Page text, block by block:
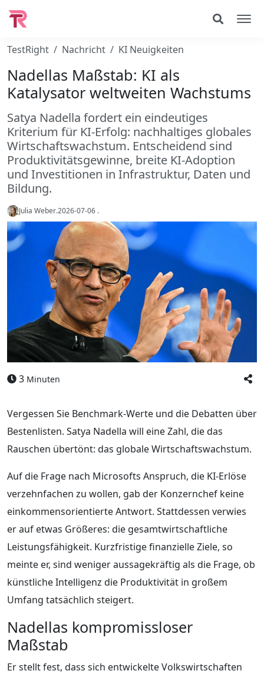
TestRight Nachricht KI Neuigkeiten
Nadellas Maßstab: KI als
Katalysator weltweiten Wachstums
Satya Nadella fordert ein eindeutiges
Kriterium für KI-Erfolg: nachhaltiges globales
Wirtschaftswachstum. Entscheidend sind
Produktivitätsgewinne, breite KI-Adoption
und Investitionen in Infrastruktur, Daten und
Bildung.
Julia Weber.2026-07-06 .
3 Minuten
Vergessen Sie Benchmark-Werte und die Debatten über
Bestenlisten. Satya Nadella will eine Zahl, die das
Rauschen übertönt: das globale Wirtschaftswachstum.
Auf die Frage nach Microsofts Anspruch, die KI-Erlöse
verzehnfachen zu wollen, gab der Konzernchef keine
einkommensorientierte Antwort. Stattdessen verwies
er auf etwas Größeres: die gesamtwirtschaftliche
Leistungsfähigkeit. Kurzfristige finanzielle Ziele, so
meinte er, sind weniger aussagekräftig als die Frage, ob
künstliche Intelligenz die Produktivität in großem
Umfang tatsächlich steigert.
Nadellas kompromissloser
Maßstab
Er stellt fest, dass sich entwickelte Volkswirtschaften